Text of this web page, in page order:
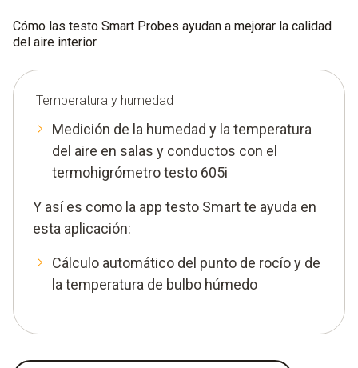
Cómo las testo Smart Probes ayudan a mejorar la calidad
del aire interior
Temperatura y humedad
Medición de la humedad y la temperatura
del aire en salas y conductos con el
termohigrómetro testo 605i
Y así es como la app testo Smart te ayuda en
esta aplicación:
Cálculo automático del punto de rocío y de
la temperatura de bulbo húmedo